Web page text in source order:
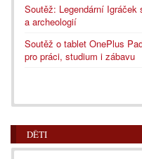
Soutěž: Legendární
a archeologií
Soutěž o tablet OnePlus
pro práci, studium i zábavu
DĚTI